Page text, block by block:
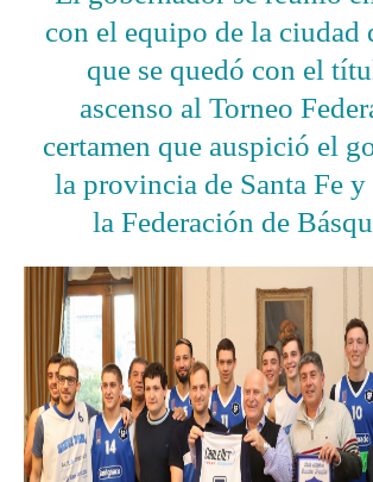
con el equipo de la ciudad
que se quedó con el
ascenso al Torneo
certamen que auspició el
la provincia de Santa Fe
la Federación de